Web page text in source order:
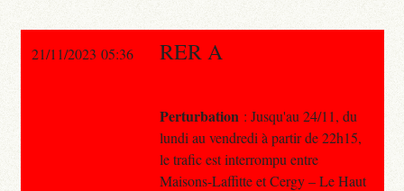
21/11/2023 05:36 RER A
Perturbation : Jusqu'au 24/11, du
lundi au vendredi à partir de 22h15,
le trafic est interrompu entre
Maisons-Laffitte et Cergy – Le Haut